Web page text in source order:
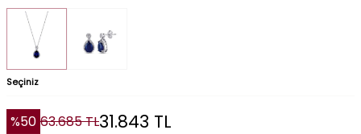
Seçiniz
%50 63.685TL31.843 TL